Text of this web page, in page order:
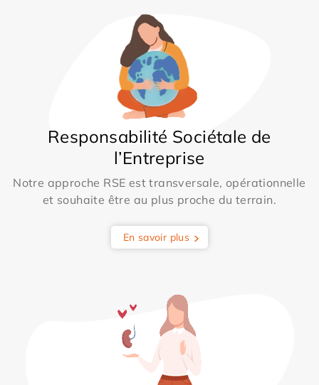
Responsabilité Sociétale de
l’Entreprise
Notre approche RSE est transversale, opérationnelle
et souhaite être au plus proche du terrain.
En savoir plus